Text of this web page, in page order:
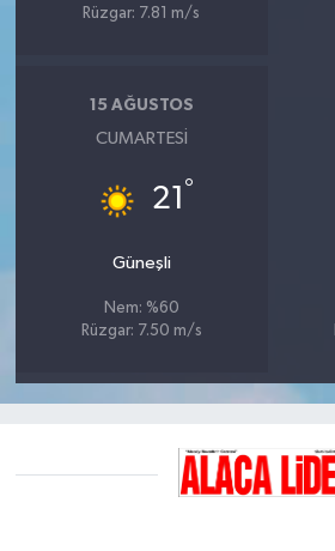
Rüzgar: 7.81 m/s
15 AĞUSTOS
CUMARTESI
21 °
Güneşli
Nem: %60
Rüzgar: 7.50 m/s